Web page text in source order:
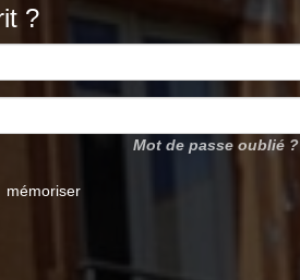
?
Mot de passe oublié ?
mémoriser